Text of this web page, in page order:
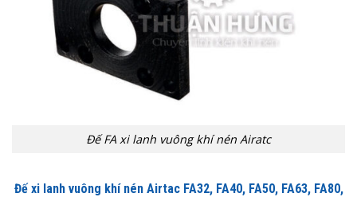
Đế FA xi lanh vuông khí nén Airatc
Đế xi lanh vuông khí nén Airtac FA32, FA40, FA50, FA63, FA80,